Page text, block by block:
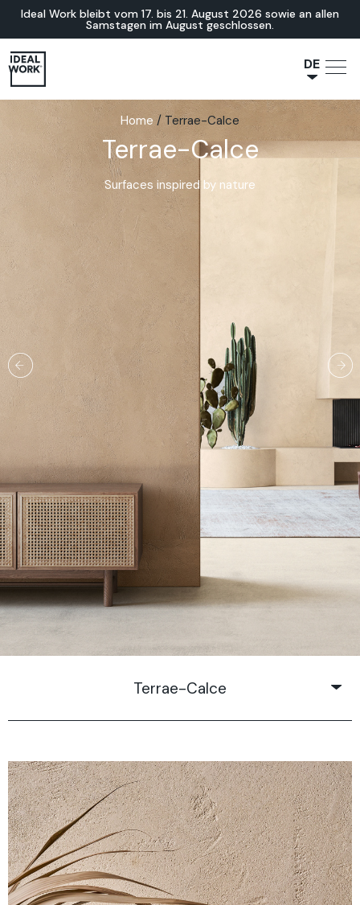
Ideal Work bleibt vom 17. bis 21. August 2026 sowie an allen
Samstagen im August geschlossen.
DE
IT
Home / Terrae-Calce
Terrae-Calce
Surfaces inspired by nature
Terrae-Calce
Projekte
Plus
Wie
Farben